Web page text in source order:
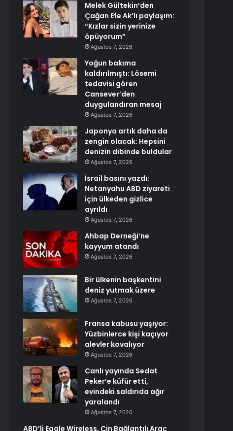
Melek Gültekin’den
Çağan Efe Ak’lı paylaşım:
“Kızlar sizin yerinize
öpüyorum”
Ağustos 7, 2026
Yoğun bakıma
kaldırılmıştı: Lösemi
tedavisi gören
Cansever’den
duygulandıran mesaj
Ağustos 7, 2026
Japonya artık daha da
zengin olacak: Hepsini
denizin dibinde buldular
Ağustos 7, 2026
İsrail basını yazdı:
Netanyahu ABD ziyareti
için ülkeden gizlice
ayrıldı
Ağustos 7, 2026
Ahbap Derneği’ne
kayyum atandı
Ağustos 7, 2026
Bir ülkenin başkentini
deniz yutmak üzere
Ağustos 7, 2026
Fransa kabusu yaşıyor:
Yüzbinlerce kişi kaçıyor
alevler kovalıyor
Ağustos 7, 2026
Canlı yayında Sedat
Peker’e küfür etti,
evindeki saldırıda ağır
yaralandı
Ağustos 7, 2026
ABD’li Eagle Wireless, Çin Bağlantılı Araç